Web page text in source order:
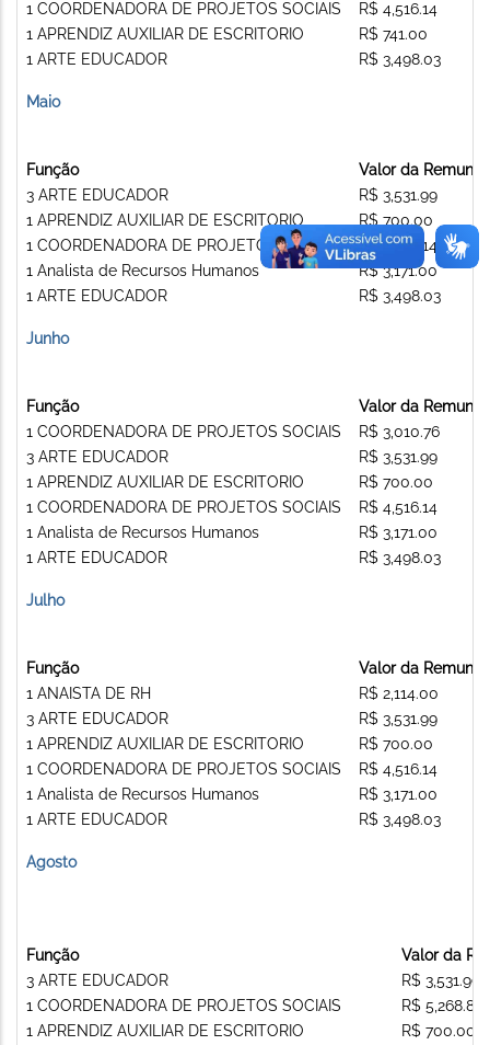
1 COORDENADORA DE PROJETOS SOCIAIS
1 APRENDIZ AUXILIAR DE ESCRITORIO
1 ARTE EDUCADOR
R$ 4,516.14
R$ 741.00
R$ 3,498.03
Maio
Função
3 ARTE EDUCADOR
1 APRENDIZ AUXILIAR DE ESCRITORIO
1 COORDENADORA DE PROJETOS SOCIAIS
1 Analista de Recursos Humanos
1 ARTE EDUCADOR
Valor da
R$ 3,531.99
R$ 700.00
R$ 4,516.14
R$ 3,171.00
R$ 3,498.03
Junho
Função
1 COORDENADORA DE PROJETOS SOCIAIS
3 ARTE EDUCADOR
1 APRENDIZ AUXILIAR DE ESCRITORIO
1 COORDENADORA DE PROJETOS SOCIAIS
1 Analista de Recursos Humanos
1 ARTE EDUCADOR
Valor da
R$ 3,010.76
R$ 3,531.99
R$ 700.00
R$ 4,516.14
R$ 3,171.00
R$ 3,498.03
Julho
Função
1 ANAISTA DE RH
3 ARTE EDUCADOR
1 APRENDIZ AUXILIAR DE ESCRITORIO
1 COORDENADORA DE PROJETOS SOCIAIS
1 Analista de Recursos Humanos
1 ARTE EDUCADOR
Valor da
R$ 2,114.00
R$ 3,531.99
R$ 700.00
R$ 4,516.14
R$ 3,171.00
R$ 3,498.03
Agosto
Função
3 ARTE EDUCADOR
1 COORDENADORA DE PROJETOS SOCIAIS
1 APRENDIZ AUXILIAR DE ESCRITORIO
Valor da
R$ 3,531.99
R$ 5,268.83
R$ 700.00